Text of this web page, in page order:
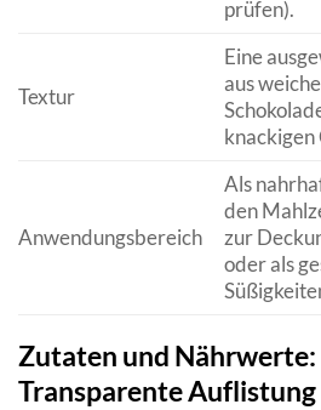
prüfen).
Textur
Eine
aus
knackigen
Anwendungsbereich
Als
den
zur
oder als
Zutaten und Nährwerte:
Transparente Auflistung